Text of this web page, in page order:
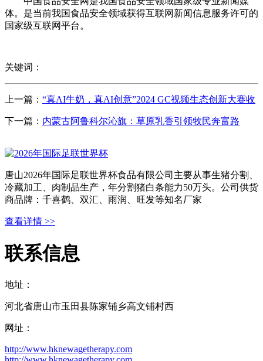
体。是当前我国食品安全领域获得互联网新闻信息服务许可的
国家级互联网平台。
关键词：
上一篇： “真AI牛奶，真AI创意”2024 GC视频生态创新大赛收
下一篇： 内蒙古阿鲁科尔沁旗：草原乳香引领牧民奔富路
唐山2026年国际足联世界杯食品有限公司主要从事生猪分割、
冷藏加工、肉制品生产，年分割猪白条能力50万头。公司供货
商品牌：千喜鹤、双汇、雨润、旺发等知名厂家
查看详情 >>
联系信息
地址：
河北省唐山市玉田县陈家铺乡高文铺村西
网址：
http://www.hknewagetherapy.com